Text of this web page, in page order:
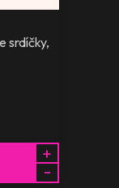
srdíčky,
+
-